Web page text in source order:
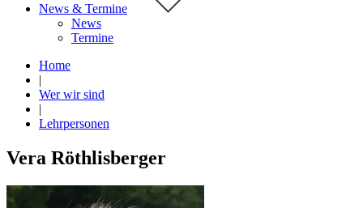
News & Termine
News
Termine
Home
Wer wir sind
Lehrpersonen
Vera Röthlisberger